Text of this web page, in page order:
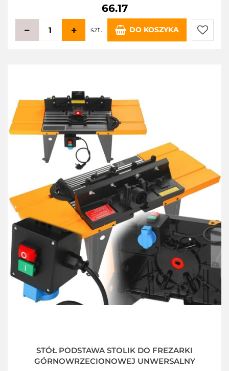
66.17
szt. DO KOSZYKA
Do
STÓŁ PODSTAWA STOLIK DO FREZARKI
GÓRNOWRZECIONOWEJ UNWERSALNY